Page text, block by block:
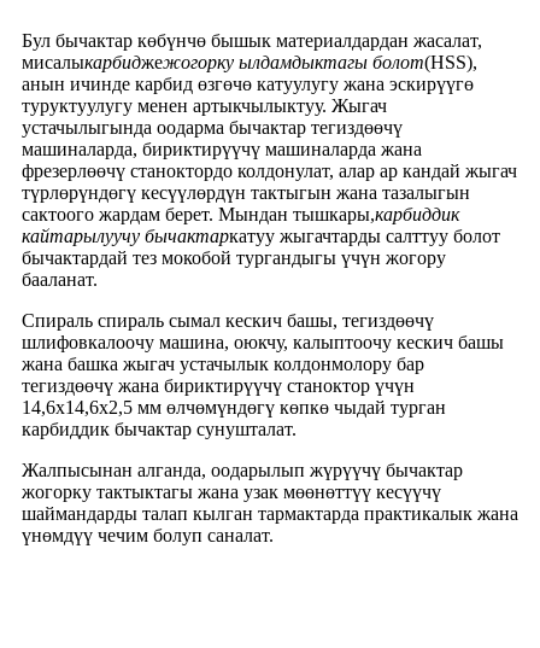
Бул бычактар ​​көбүнчө бышык материалдардан жасалат,
мисалыкарбиджежогорку ылдамдыктагы болот(HSS),
анын ичинде карбид өзгөчө катуулугу жана эскирүүгө
туруктуулугу менен артыкчылыктуу. Жыгач
устачылыгында оодарма бычактар ​​тегиздөөчү
машиналарда, бириктирүүчү машиналарда жана
фрезерлөөчү станоктордо колдонулат, алар ар кандай жыгач
түрлөрүндөгү кесүүлөрдүн тактыгын жана тазалыгын
сактоого жардам берет. Мындан тышкары,карбиддик
кайтарылуучу бычактаркатуу жыгачтарды салттуу болот
бычактардай тез мокобой тургандыгы үчүн жогору
бааланат.
Спираль спираль сымал кескич башы, тегиздөөчү
шлифовкалоочу машина, оюкчу, калыптоочу кескич башы
жана башка жыгач устачылык колдонмолору бар
тегиздөөчү жана бириктирүүчү станоктор үчүн
14,6x14,6x2,5 мм өлчөмүндөгү көпкө чыдай турган
карбиддик бычактар ​​сунушталат.
Жалпысынан алганда, оодарылып жүрүүчү бычактар ​​
жогорку тактыктагы жана узак мөөнөттүү кесүүчү
шаймандарды талап кылган тармактарда практикалык жана
үнөмдүү чечим болуп саналат.